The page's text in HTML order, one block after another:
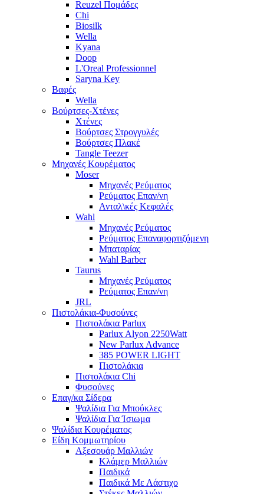
Reuzel Πομάδες
Chi
Biosilk
Wella
Kyana
Doop
L'Oreal Professionnel
Saryna Key
Βαφές
Wella
Βούρτσες-Χτένες
Χτένες
Βούρτσες Στρογγυλές
Βούρτσες Πλακέ
Tangle Teezer
Μηχανές Κουρέματος
Moser
Μηχανές Ρεύματος
Ρεύματος Επαν/νη
Ανταλ\κές Κεφαλές
Wahl
Μηχανές Ρεύματος
Ρεύματος Επαναφορτιζόμενη
Μπαταρίας
Wahl Barber
Taurus
Μηχανές Ρεύματος
Ρεύματος Επαν/νη
JRL
Πιστολάκια-Φυσούνες
Πιστολάκια Parlux
Parlux Alyon 2250Watt
New Parlux Advance
385 POWER LIGHT
Πιστολάκια
Πιστολάκια Chi
Φυσούνες
Επαγ/κα Σίδερα
Ψαλίδια Για Μπούκλες
Ψαλίδια Για Ίσιωμα
Ψαλίδια Κουρέματος
Είδη Κομμωτηρίου
Αξεσουάρ Μαλλιών
Κλάμερ Μαλλιών
Παιδικά
Παιδικά Με Λάστιχο